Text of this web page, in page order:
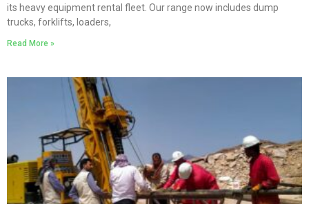
its heavy equipment rental fleet. Our range now includes dump
trucks, forklifts, loaders,
Read More »